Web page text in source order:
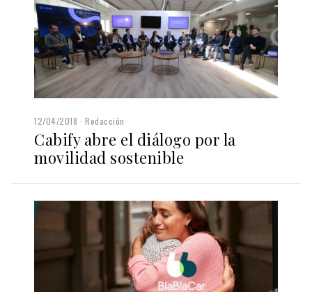
12/04/2018 Redacción
Cabify abre el diálogo por la
movilidad sostenible